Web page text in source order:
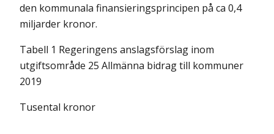
den kommunala finansieringsprincipen på ca 0,4
miljarder kronor.
Tabell 1 Regeringens anslagsförslag inom
utgiftsområde 25 Allmänna bidrag till kommuner
2019
Tusental kronor